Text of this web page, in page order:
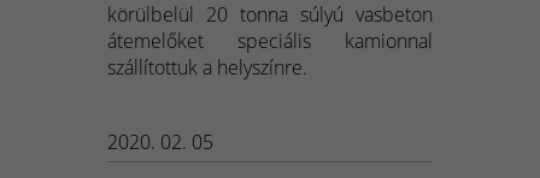
körülbelül 20 tonna súlyú vasbeton
átemelőket speciális kamionnal
szállítottuk a helyszínre.
2020. 02. 05